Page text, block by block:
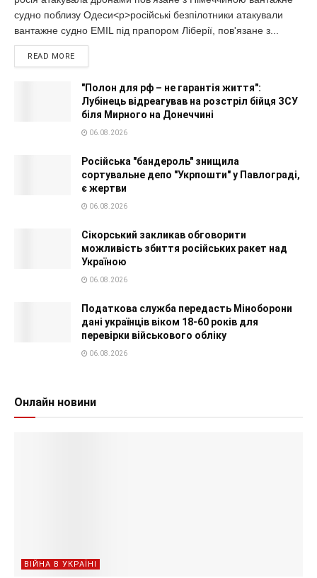
судно поблизу Одеси<p>російські безпілотники атакували
вантажне судно EMIL під прапором Ліберії, пов'язане з...
READ MORE
"Полон для рф – не гарантія життя":
Лубінець відреагував на розстріл бійця ЗСУ
біля Мирного на Донеччині
06.08.2026
Російська "бандероль" знищила
сортувальне депо "Укрпошти" у Павлограді,
є жертви
06.08.2026
Сікорський закликав обговорити
можливість збиття російських ракет над
Україною
06.08.2026
Податкова служба передасть Міноборони
дані українців віком 18-60 років для
перевірки військового обліку
06.08.2026
Онлайн новини
ВІЙНА В УКРАЇНІ